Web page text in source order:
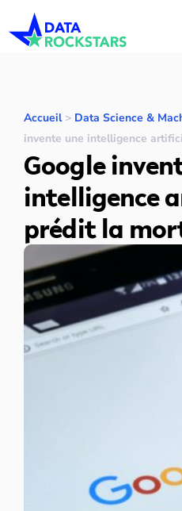
Accueil> Data Science &
invente une intelligence
Google
intelligence
prédit la